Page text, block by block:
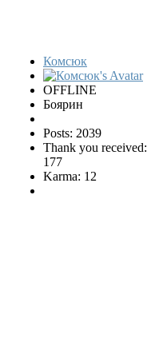
Комсюк
OFFLINE
Боярин
Posts: 2039
Thank you received:
177
Karma: 12